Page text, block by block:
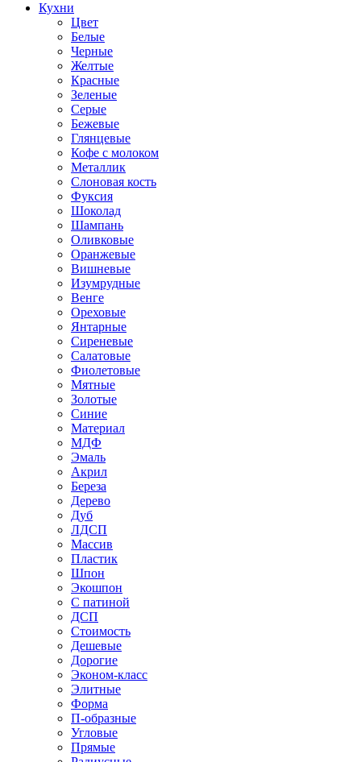
Кухни
Цвет
Белые
Черные
Желтые
Красные
Зеленые
Серые
Бежевые
Глянцевые
Кофе с молоком
Металлик
Слоновая кость
Фуксия
Шоколад
Шампань
Оливковые
Оранжевые
Вишневые
Изумрудные
Венге
Ореховые
Янтарные
Сиреневые
Салатовые
Фиолетовые
Мятные
Золотые
Синие
Материал
МДФ
Эмаль
Акрил
Береза
Дерево
Дуб
ЛДСП
Массив
Пластик
Шпон
Экошпон
С патиной
ДСП
Стоимость
Дешевые
Дорогие
Эконом-класс
Элитные
Форма
П-образные
Угловые
Прямые